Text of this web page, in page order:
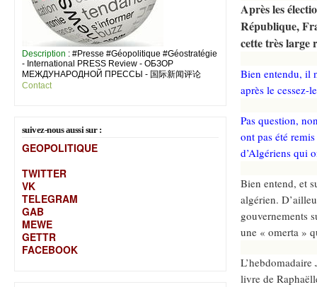
Description : #Presse #Géopolitique #Géostratégie
- International PRESS Review - ОБЗОР
МЕЖДУНАРОДНОЙ ПРЕССЫ - 国际新闻评论
Contact
suivez-nous aussi sur :
GEOPOLITIQUE
TWITTER
VK
TELEGRAM
GAB
MEWE
GETTR
FACEBOOK
Après les
République,
cette très large
Bien entendu, il
après le cessez-
Pas question,
ont pas été
d’Algériens qui
Bien entend, et
algérien.
gouvernements
une « omerta »
L’hebdomadaire
livre de